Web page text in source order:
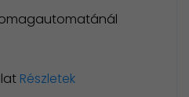
Részletek